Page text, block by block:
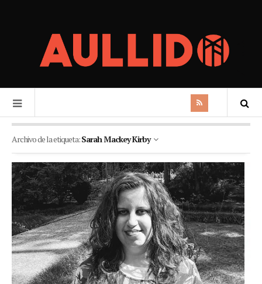
Archivo de la etiqueta:Sarah Mackey Kirby